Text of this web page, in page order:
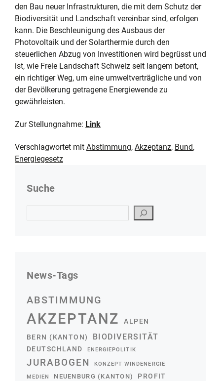
den Bau neuer Infrastrukturen, die mit dem Schutz der
Biodiversität und Landschaft vereinbar sind, erfolgen
kann. Die Beschleunigung des Ausbaus der
Photovoltaik und der Solarthermie durch den
steuerlichen Abzug von Investitionen wird begrüsst und
ist, wie Freie Landschaft Schweiz seit langem betont,
ein richtiger Weg, um eine umweltverträgliche und von
der Bevölkerung getragene Energiewende zu
gewährleisten.
Zur Stellungnahme: Link
Verschlagwortet mit Abstimmung, Akzeptanz, Bund,
Energiegesetz
Suche
News-Tags
ABSTIMMUNG
AKZEPTANZ
ALPEN
BERN (KANTON)
BIODIVERSITÄT
DEUTSCHLAND ENERGIEPOLITIK
JURABOGEN KONZEPT WINDENERGIE
MEDIEN NEUENBURG (KANTON) PROFIT